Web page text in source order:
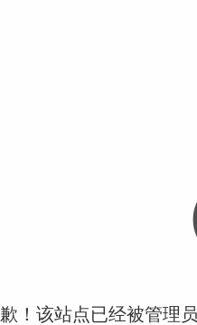
！该站点已经被管理